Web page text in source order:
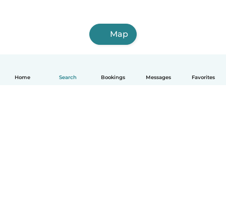
Home Search Bookings Messages Favorites
Map